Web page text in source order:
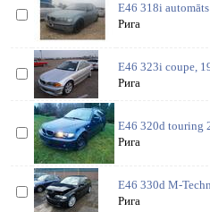
E46 318i
Рига
E46 323i coupe,
Рига
E46 320d touring
Рига
E46 330d M-
Рига